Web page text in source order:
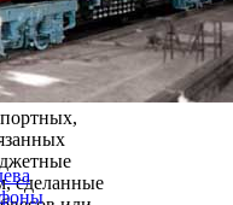
сделанные